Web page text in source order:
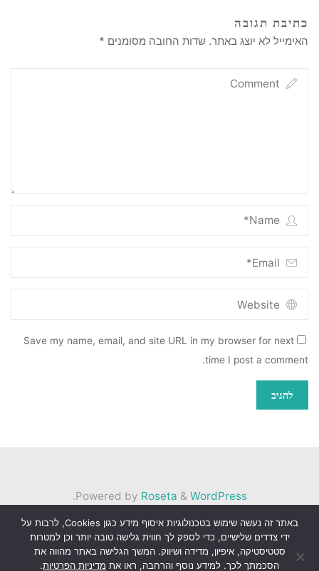
כתיבת תגובה
האימייל לא יוצג באתר. שדות החובה מסומנים *
Save my name, email, and site URL in my browser for next
time I post a comment.
Powered by Roseta & WordPress
.
©2026 הגלריה
באתר זה נעשה שימוש בטכנולוגיות איסוף מידע כגון Cookies, לרבות על
ידי צדדים שלישיים, כדי לספק לך חווית גלישה טובה יותר וכן למטרות
סטטיסטיקה, איפיון, מדידה ושיווק. המשך הגלישה באתר מהווה את
הסכמתך לכך. למידע נוסף והרחבה, ראו את מדיניות הפרטיות.